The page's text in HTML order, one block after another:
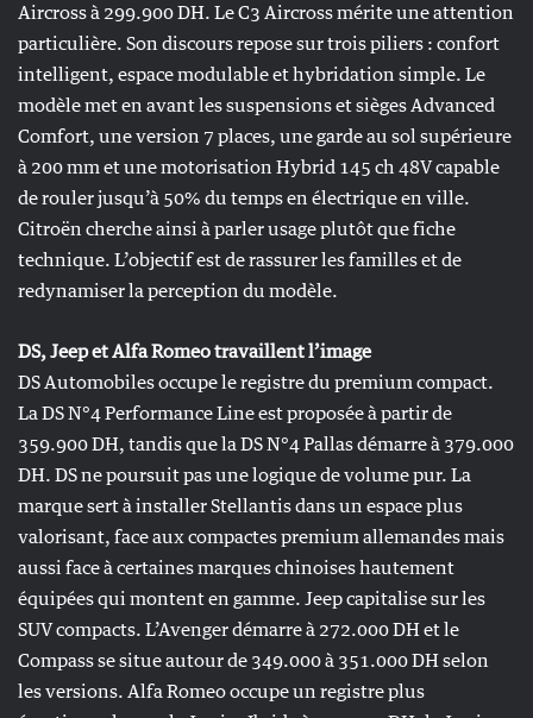
Aircross à 299.900 DH. Le C3 Aircross mérite une attention
particulière. Son discours repose sur trois piliers : confort
intelligent, espace modulable et hybridation simple. Le
modèle met en avant les suspensions et sièges Advanced
Comfort, une version 7 places, une garde au sol supérieure
à 200 mm et une motorisation Hybrid 145 ch 48V capable
de rouler jusqu’à 50% du temps en électrique en ville.
Citroën cherche ainsi à parler usage plutôt que fiche
technique. L’objectif est de rassurer les familles et de
redynamiser la perception du modèle.
DS, Jeep et Alfa Romeo travaillent l’image
DS Automobiles occupe le registre du premium compact.
La DS N°4 Performance Line est proposée à partir de
359.900 DH, tandis que la DS N°4 Pallas démarre à 379.000
DH. DS ne poursuit pas une logique de volume pur. La
marque sert à installer Stellantis dans un espace plus
valorisant, face aux compactes premium allemandes mais
aussi face à certaines marques chinoises hautement
équipées qui montent en gamme. Jeep capitalise sur les
SUV compacts. L’Avenger démarre à 272.000 DH et le
Compass se situe autour de 349.000 à 351.000 DH selon
les versions. Alfa Romeo occupe un registre plus